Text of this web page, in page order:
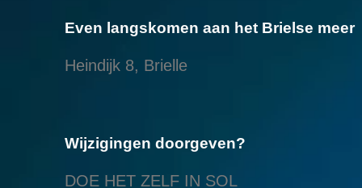
Even langskomen aan het Brielse meer
Heindijk 8, Brielle
Wijzigingen doorgeven?
DOE HET ZELF IN SOL